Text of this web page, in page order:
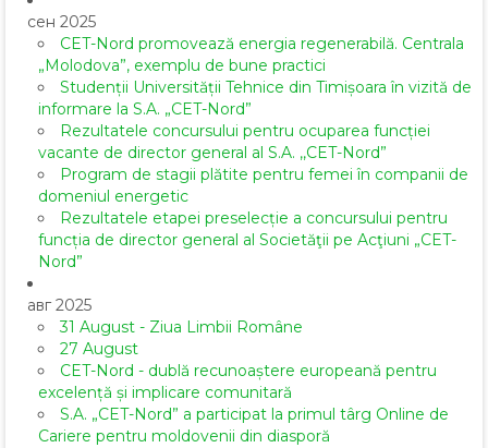
сен 2025
CET-Nord promovează energia regenerabilă. Centrala
„Molodova”, exemplu de bune practici
Studenții Universității Tehnice din Timișoara în vizită de
informare la S.A. „CET-Nord”
Rezultatele concursului pentru ocuparea funcției
vacante de director general al S.A. ,,CET-Nord”
Program de stagii plătite pentru femei în companii de
domeniul energetic
Rezultatele etapei preselecție a concursului pentru
funcția de director general al Societăţii pe Acţiuni „CET-
Nord”
авг 2025
31 August - Ziua Limbii Române
27 August
CET-Nord - dublă recunoaștere europeană pentru
excelență și implicare comunitară
S.A. „CET-Nord” a participat la primul târg Online de
Cariere pentru moldovenii din diasporă